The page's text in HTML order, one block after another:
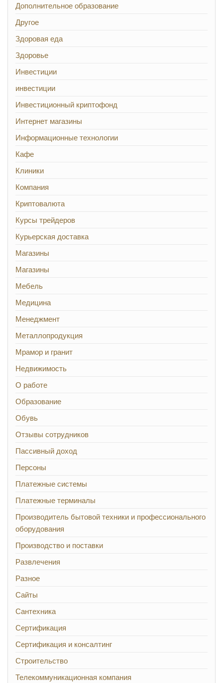
Дополнительное образование
Другое
Здоровая еда
Здоровье
Инвестиции
инвестиции
Инвестиционный криптофонд
Интернет магазины
Информационные технологии
Кафе
Клиники
Компания
Криптовалюта
Курсы трейдеров
Курьерская доставка
Магазины
Магазины
Мебель
Медицина
Менеджмент
Металлопродукция
Мрамор и гранит
Недвижимость
О работе
Образование
Обувь
Отзывы сотрудников
Пассивный доход
Персоны
Платежные системы
Платежные терминалы
Производитель бытовой техники и профессионального
оборудования
Производство и поставки
Развлечения
Разное
Сайты
Сантехника
Сертификация
Сертификация и консалтинг
Строительство
Телекоммуникационная компания